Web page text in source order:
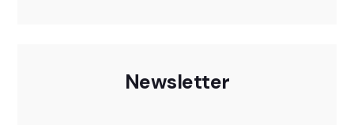
Newsletter